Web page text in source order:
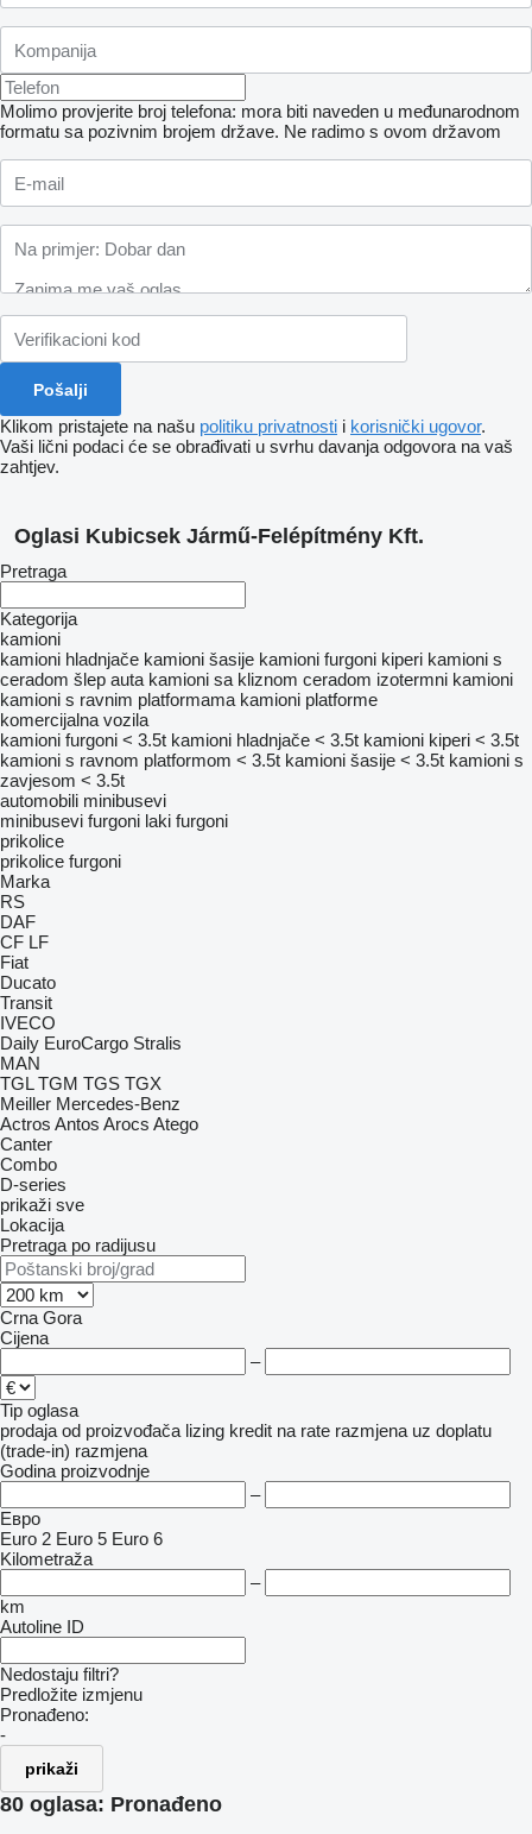
Molimo provjerite broj telefona: mora biti naveden u međunarodnom
formatu sa pozivnim brojem države. Ne radimo s ovom državom
Klikom pristajete na našu politiku privatnosti i korisnički ugovor.
Vaši lični podaci će se obrađivati ​​u svrhu davanja odgovora na vaš
zahtjev.
Oglasi Kubicsek Jármű-Felépítmény Kft.
Pretraga
Kategorija
kamioni
kamioni hladnjače kamioni šasije kamioni furgoni kiperi kamioni s
ceradom šlep auta kamioni sa kliznom ceradom izotermni kamioni
kamioni s ravnim platformama kamioni platforme
komercijalna vozila
kamioni furgoni < 3.5t kamioni hladnjače < 3.5t kamioni kiperi < 3.5t
kamioni s ravnom platformom < 3.5t kamioni šasije < 3.5t kamioni s
zavjesom < 3.5t
automobili minibusevi
minibusevi furgoni laki furgoni
prikolice
prikolice furgoni
Marka
RS
DAF
CF LF
Fiat
Ducato
Transit
IVECO
Daily EuroCargo Stralis
MAN
TGL TGM TGS TGX
Meiller Mercedes-Benz
Actros Antos Arocs Atego
Canter
Combo
D-series
prikaži sve
Lokacija
Pretraga po radijusu
Crna Gora
Cijena
–
Tip oglasa
prodaja od proizvođača lizing kredit na rate razmjena uz doplatu
(trade-in) razmjena
Godina proizvodnje
–
Евро
Euro 2 Euro 5 Euro 6
Kilometraža
–
km
Autoline ID
Nedostaju filtri?
Predložite izmjenu
Pronađeno:
-
prikaži
80 oglasa: Pronađeno